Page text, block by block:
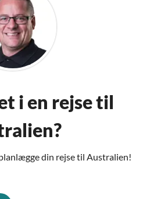
i en rejse til
din rejse til Australien!